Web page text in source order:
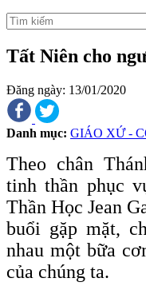
Tất Niên cho
Đăng ngày: 13/01/2020
Danh mục: GIÁO XỨ -
Theo chân
tinh thần phục
Thần Học Jean
buổi gặp mặt,
nhau một bữa
của chúng ta.